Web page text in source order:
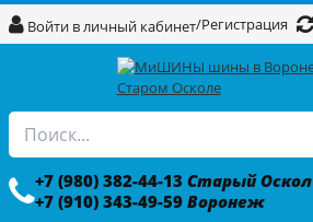
Войти в личный кабинет/Регистрация
+7 (980) 382-44-13 Старый Оскол
+7 (910) 343-49-59 Воронеж